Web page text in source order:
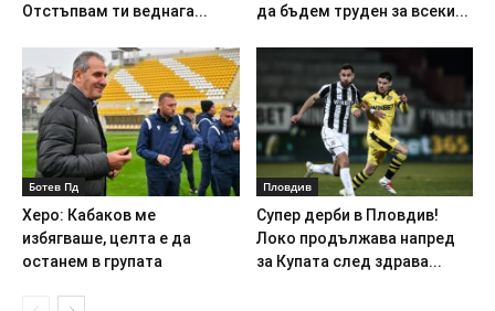
Отстъпвам ти веднага...
да бъдем труден за всеки...
Ботев Пд
Херо: Кабаков ме
избягваше, целта е да
останем в групата
Пловдив
Супер дерби в Пловдив!
Локо продължава напред
за Купата след здрава...